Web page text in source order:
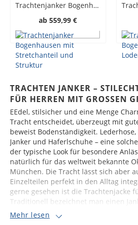
Trachtenjanker Bogenhausen mit Stretchanteil und Struktur
ab 559,99 €
TRACHTEN JANKER –
FÜR HERREN MIT GROSSEN
EEdel, stilsicher und eine Menge
Tracht entscheidet, überzeugt mit
beweist Bodenständigkeit.
Janker und Haferlschuhe – eine
der typische Look für besondere
natürlich für das weltweit bekannte
München. Die Tracht lässt sich aber
Einzelteilen perfekt in den Alltag
gerne gesehen ist die Trachtenjacke
Traditionell bezeichnet man einen
Mehr lesen